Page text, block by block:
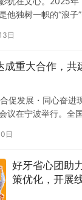
他独树一帜的“浪子
中国作家协会指导
龙在天——纪念古
日
成重大合作，共
促发展・同心奋进
议在宁波举行。全
马利怀，宁波市委
省副省长卢山、宁
日
好牙省心团助
策优化，开展